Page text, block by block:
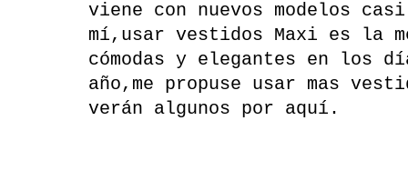
viene con nuevos modelos
mí,usar vestidos Maxi es la
cómodas y elegantes en los
año,me propuse usar mas
verán algunos por aquí.